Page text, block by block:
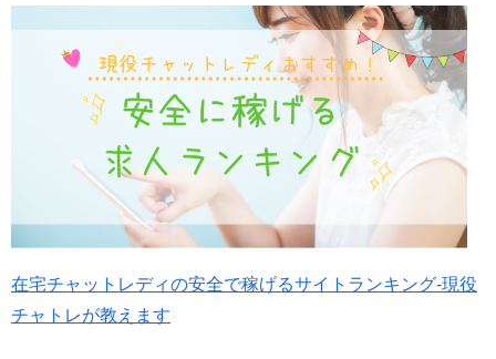
在宅チャットレディの安全で稼げるサイトランキング-現役
チャトレが教えます